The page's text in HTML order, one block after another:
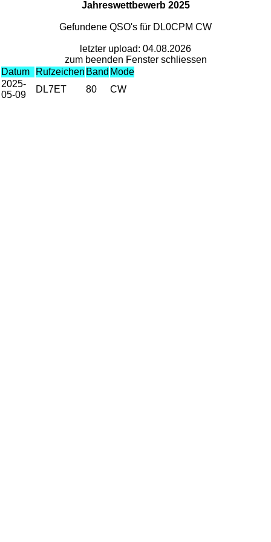
Jahreswettbewerb 2025
Gefundene QSO's für DL0CPM CW
letzter upload: 04.08.2026
zum beenden Fenster schliessen
Datum
Rufzeichen Band Mode
2025-
05-09
DL7ET 80 CW